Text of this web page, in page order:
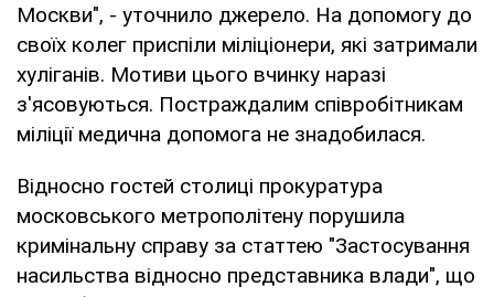
Москви", - уточнило джерело. На допомогу до
своїх колег приспіли міліціонери, які затримали
хуліганів. Мотиви цього вчинку наразі
з'ясовуються. Постраждалим співробітникам
міліції медична допомога не знадобилася.
Відносно гостей столиці прокуратура
московського метрополітену порушила
кримінальну справу за статтею "Застосування
насильства відносно представника влади", що